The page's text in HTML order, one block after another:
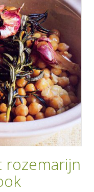
rozemarijn